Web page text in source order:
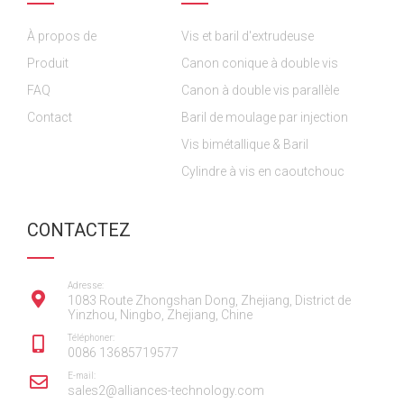
e
r
a
m
i
n
À propos de
Produit
FAQ
Contact
Vis et baril d'extrudeuse
Canon conique à double vis
Canon à double vis parallèle
Baril de moulage par injection
Vis bimétallique & Baril
Cylindre à vis en caoutchouc
CONTACTEZ
Adresse:
1083 Route Zhongshan Dong, Zhejiang, District de
Yinzhou, Ningbo, Zhejiang, Chine
Téléphoner:
0086 13685719577
E-mail:
sales2@alliances-technology.com